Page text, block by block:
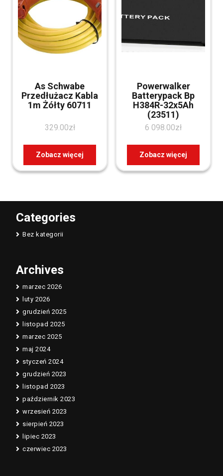
As Schwabe
Przedłużacz Kabla
1m Żółty 60711
329.00zł
Zobacz więcej
Powerwalker
Batterypack Bp
H384R-32x5Ah
(23511)
6 098.00zł
Zobacz więcej
Categories
Bez kategorii
Archives
marzec 2026
luty 2026
grudzień 2025
listopad 2025
marzec 2025
maj 2024
styczeń 2024
grudzień 2023
listopad 2023
październik 2023
wrzesień 2023
sierpień 2023
lipiec 2023
czerwiec 2023